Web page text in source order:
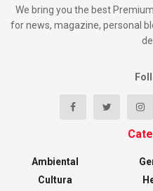
We bring you the best
for news, magazine, personal
Ambiental
Cultura